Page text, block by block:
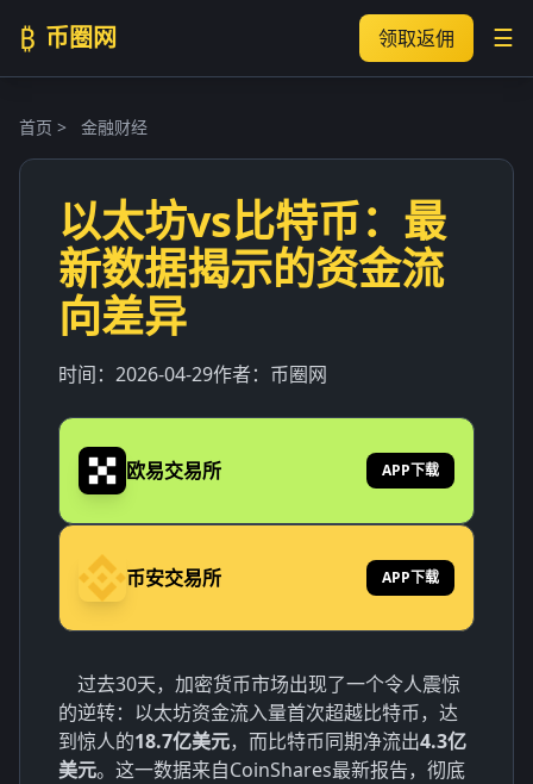
₿ 币圈网 领取返佣 ☰
首页 > 金融财经
以太坊vs比特币：最
新数据揭示的资金流
向差异
时间： 2026-04-29作者： 币圈网
欧易交易所 APP下载
币安交易所 APP下载
过去30天，加密货币市场出现了一个令人震惊
的逆转：以太坊资金流入量首次超越比特币，达
到惊人的18.7亿美元，而比特币同期净流出4.3亿
美元。这一数据来自CoinShares最新报告，彻底